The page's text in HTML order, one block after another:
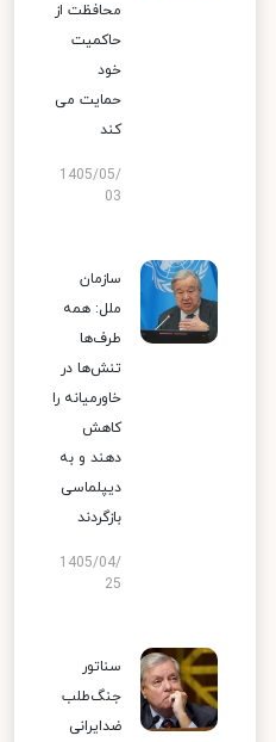
محافظت از
حاکمیت
خود
حمایت می
کند
1405/05/
03
سازمان
ملل: همه
طرف‌ها
تنش‌ها در
خاورمیانه را
کاهش
دهند و به
دیپلماسی
بازگردند
1405/04/
25
سناتور
جنگ‌طلب
ضدایرانی